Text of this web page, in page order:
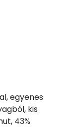
egyenes
kis
43%